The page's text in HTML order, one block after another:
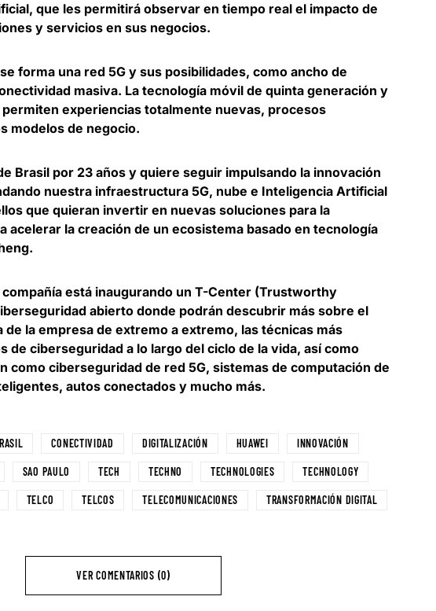
que les permitiráobservar en tiempo real el impacto de
y servicios en sus negocios.
forma una red 5G y sus posibilidades, como ancho de
masiva. La tecnología móvil de quinta generación y
experiencias totalmente nuevas, procesos
modelos de negocio.
Brasil por 23 años y quiere seguir impulsando la innovación
nuestra infraestructura 5G, nube e Inteligencia Artificial
que quieran invertir en nuevas soluciones para la
acelerar la creación de un ecosistema basado en tecnología
está inaugurando un T-Center (Trustworthy
abierto donde podrán descubrir más sobre el
de la empresa de extremo a extremo, las técnicas más
de ciberseguridad a lo largo del ciclo de la vida, así como
como ciberseguridad de red 5G, sistemas de computación de
autos conectados y mucho más.
CONECTIVIDAD DIGITALIZACIÓN HUAWEI INNOVACIÓN
SAO PAULO TECH TECHNO TECHNOLOGIES TECHNOLOGY
TELCO TELCOS TELECOMUNICACIONES TRANSFORMACIÓN DIGITAL
VER COMENTARIOS (0)